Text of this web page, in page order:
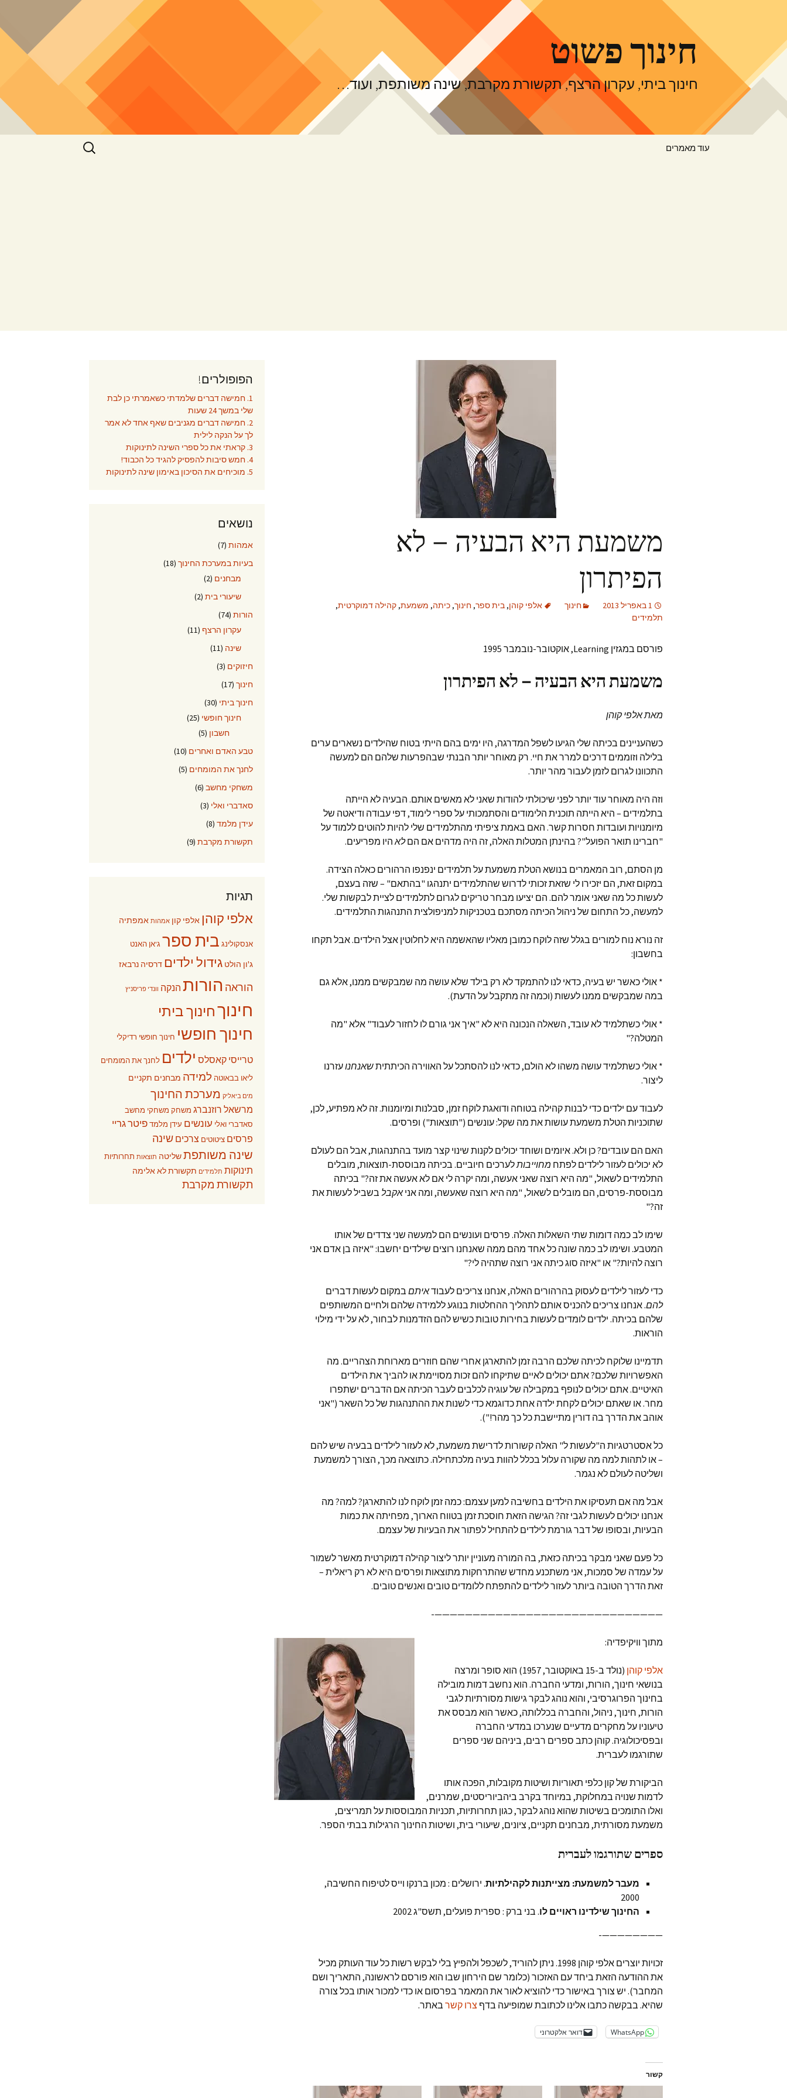
חינוך פשוט
חינוך ביתי, עקרון הרצף, תקשורת מקרבת, שינה משותפת, ועוד…
עוד מאמרים
חיפוש:
משמעת היא הבעיה – לא
הפיתרון
1 באפריל 2013 חינוך אלפי קוהן, בית ספר, חינוך, כיתה, משמעת, קהילה דמוקרטית,
תלמידים
פורסם במגזין Learning, אוקטובר-נובמבר 1995
משמעת היא הבעיה – לא הפיתרון
מאת אלפי קוהן
כשהעניינים בכיתה שלי הגיעו לשפל המדרגה, היו ימים בהם הייתי בטוח שהילדים נשארים ערים
בלילה וזוממים דרכים למרר את חיי. רק מאוחר יותר הבנתי שבהפרעות שלהם הם למעשה
התכוונו לגרום לזמן לעבור מהר יותר.
וזה היה מאוחר עוד יותר לפני שיכולתי להודות שאני לא מאשים אותם. הבעיה לא הייתה
בתלמידים – היא הייתה תוכנית הלימודים והסתמכותי על ספרי לימוד, דפי עבודה ודיאטה של
מיומנויות ועובדות חסרות קשר. האם באמת ציפיתי מהתלמידים שלי להיות להוטים ללמוד על
"חברינו תואר הפועל"? בהינתן המטלות האלה, זה היה מדהים אם הםלאהיו מפריעים.
מן הסתם, רוב המאמרים בנושא הטלת משמעת על תלמידים ינפנפו הרהורים כאלה הצידה.
במקום זאת, הם יזכירו לי שזאת זכותי לדרוש שהתלמידים יתנהגו "בהתאם" – שזה בעצם,
לעשות כל מה שאני אומר להם. הם יציעו מבחר טריקים לגרום לתלמידים לציית לבקשות שלי.
למעשה, כל התחום של ניהול הכיתה מסתכם בטכניקות למניפולצית התנהגות התלמידים.
זה נורא נוח למורים בגלל שזה לוקח כמובן מאליו שהאשמה היא לחלוטין אצל הילדים. אבל תקחו
בחשבון:
* אולי כאשר יש בעיה, כדאי לנו להתמקד לא רק בילד שלא עושה מה שמבקשים ממנו, אלא גם
במה שמבקשים ממנו לעשות (וכמה זה מתקבל על הדעת).
* אולי כשתלמיד לא עובד, השאלה הנכונה היא לא "איך אני גורם לו לחזור לעבוד" אלא "מה
המטלה?"
* אולי כשתלמיד עושה משהו לא הולם, כדאי לנו להסתכל על האווירה הכיתתיתשאנחנועזרנו
ליצור.
לעבוד עם ילדים כדי לבנות קהילה בטוחה ודואגת לוקח זמן, סבלנות ומיומנות. זה לא מפתיע, לכן,
שתוכניות הטלת משמעת עושות את מה שקל: עונשים ("תוצאות") ופרסים.
האם הם עובדים? כן ולא. איומים ושוחד יכולים לקנות שינוי קצר מועד בהתנהגות, אבל הם לעולם
לא יכולים לעזור לילדים לפתח מחוייבותלערכים חיוביים. בכיתה מבוססת-תוצאות, מובלים
התלמידים לשאול, "מה היא רוצה שאני אעשה, ומה יקרה לי אם לא אעשה את זה?" בכיתה
מבוססת-פרסים, הם מובלים לשאול, "מה היא רוצה שאעשה, ומה אניאקבל בשביל לעשות את
זה?"
שימו לב כמה דומות שתי השאלות האלה. פרסים ועונשים הם למעשה שני צדדים של אותו
המטבע. ושימו לב כמה שונה כל אחד מהם ממה שאנחנו רוצים שילדים יחשבו: "איזה בן אדם אני
רוצה להיות?" או "איזה סוג כיתה אני רוצה שתהיה לי?"
כדי לעזור לילדים לעסוק בהרהורים האלה, אנחנו צריכים לעבודאיתם במקום לעשות דברים
להם. אנחנו צריכים להכניס אותם לתהליך ההחלטות בנוגע ללמידה שלהם ולחיים המשותפים
שלהם בכיתה. ילדים לומדים לעשות בחירות טובות כשיש להם הזדמנות לבחור, לא על ידי מילוי
הוראות.
תדמיינו שלוקח לכיתה שלכם הרבה זמן להתארגן אחרי שהם חוזרים מארוחת הצהריים. מה
האפשרויות שלכם? אתם יכולים לאיים שתיקחו להם זכות מסויימת או להביך את הילדים
האיטיים. אתם יכולים לנופף במקבילה של עוגיה לכלבים לעבר הכיתה אם הדברים ישתפרו
מחר. או שאתם יכולים לקחת ילדה אחת כדוגמא כדי לשנות את ההתנהגות של כל השאר ("אני
אוהב את הדרך בה דורין מתיישבת כל כך מהר!").
כל אסטרטגיות ה"לעשות ל" האלה קשורות לדרישת משמעת, לא לעזור לילדים בבעיה שיש להם
– או לתהות למה מה שקורה עלול בכלל להוות בעיה מלכתחילה. כתוצאה מכך, הצורך למשמעת
ושליטה לעולם לא נגמר.
אבל מה אם תעסיקו את הילדים בחשיבה למען עצמם: כמה זמן לוקח לנו להתארגן? למה? מה
אנחנו יכולים לעשות לגבי זה? הגישה הזאת חוסכת זמן בטווח הארוך, מפחיתה את כמות
הבעיות, ובסופו של דבר גורמת לילדים להתחיל לפתור את הבעיות של עצמם.
כל פעם שאני מבקר בכיתה כזאת, בה המורה מעוניין יותר ליצור קהילה דמוקרטית מאשר לשמור
על עמדה של סמכות, אני משתכנע מחדש שהתרחקות מתוצאות ופרסים היא לא רק ריאלית –
זאת הדרך הטובה ביותר לעזור לילדים להתפתח ללומדים טובים ואנשים טובים.
——————————————————————————————-
מתוך וויקיפדיה:
אלפי קוהן
(נולד ב-15 באוקטובר, 1957) הוא סופר ומרצה
בנושאי חינוך, הורות, ומדעי החברה. הוא נחשב דמות מובילה
בחינוך הפרוגרסיבי, והוא נוהג לבקר גישות מסורתיות לגבי
הורות, חינוך, ניהול, והחברה בכללותה, כאשר הוא מבסס את
טיעוניו על מחקרים מדעיים שנערכו במדעי החברה
ובפסיכולוגיה. קוהן כתב ספרים רבים, ביניהם שני ספרים
שתורגמו לעברית.
הביקורת של קון כלפי תאוריות ושיטות מקובלות, הפכה אותו
לדמות שנויה במחלוקת, במיוחד בקרב ביהביוריסטים, שמרנים,
ואלו התומכים בשיטות שהוא נוהג לבקר, כגון תחרותיות, תכניות המבוססות על תמריצים,
משמעת מסורתית, מבחנים תקניים, ציונים, שיעורי בית, ושיטות החינוך הרגילות בבתי הספר.
ספרים שתורגמו לעברית
מעבר למשמעת: מצייתנות לקהילתיות. ירושלים : מכון ברנקו וייס לטיפוח החשיבה,
2000
החינוך שילדינו ראויים לו. בני ברק : ספרית פועלים, תשס"ג 2002
————————-
זכויות יוצרים אלפי קוהן 1998. ניתן להוריד, לשכפל ולהפיץ בלי לבקש רשות כל עוד העותק מכיל
את ההודעה הזאת ביחד עם האזכור (כלומר שם הירחון שבו הוא פורסם לראשונה, התאריך ושם
המחבר). יש צורך באישור כדי להוציא לאור את המאמר בפרסום או כדי למכור אותו בכל צורה
שהיא. בבקשה כתבו אלינו לכתובת שמופיעה בדף צרו קשר באתר.
WhatsApp דואר אלקטרוני
קשור
הפופולרים!
1. חמישה דברים שלמדתי כשאמרתי כן לבת
שלי במשך 24 שעות
2. חמישה דברים מגניבים שאף אחד לא אמר
לך על הנקה לילית
3. קראתי את כל ספרי השינה לתינוקות
4. חמש סיבות להפסיק להגיד כל הכבוד!
5. מוכיחים את הסיכון באימון שינה לתינוקות
נושאים
אמהות (7)
בעיות במערכת החינוך (18)
מבחנים (2)
שיעורי בית (2)
הורות (74)
עקרון הרצף (11)
שינה (11)
חיזוקים (3)
חינוך (17)
חינוך ביתי (30)
חינוך חופשי (25)
חשבון (5)
טבע האדם ואחרים (10)
לחנך את המומחים (5)
משחקי מחשב (6)
סאדברי ואלי (3)
עידן מלמד (8)
תקשורת מקרבת (9)
תגיות
אלפי קוהן אלפי קון אמהות אמפתיה
אנסקולינג בית ספר ג'אן האנט
ג'ון הולט גידול ילדים דרסיה נרבאז
הוראה הורות הנקה וונדי פריסניץ
חינוךחינוך ביתי
חינוך חופשי חינוך חופשי רדיקלי
טרייסי קאסלס ילדים לחנך את המומחים
ליאו בבאוטה למידה מבחנים תקניים
מים ביאליק מערכת החינוך
מרשאל רוזנברג משחק משחקי מחשב
סאדברי ואלי עונשים עידן מלמד פיטר גריי
פרסים ציטוטים צרכים שינה
שינה משותפתשליטה תוצאות תחרותיות
תינוקות תלמידים תקשורת לא אלימה
תקשורת מקרבת